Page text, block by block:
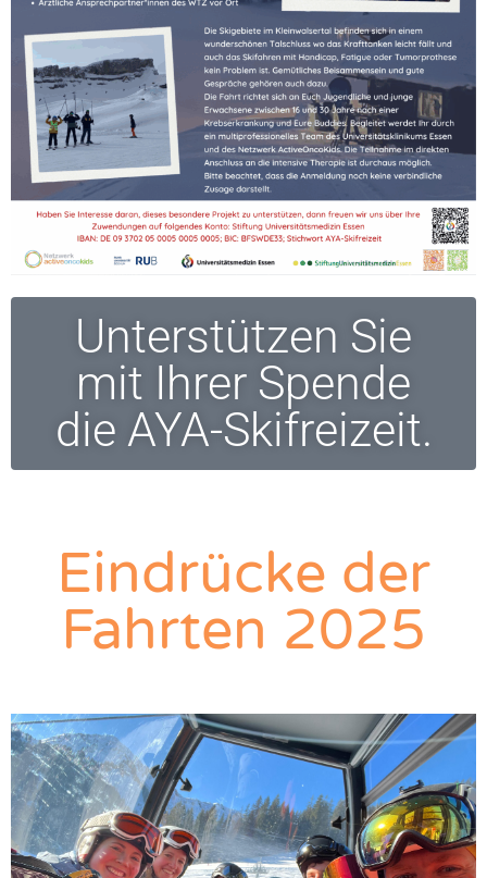
Unterstützen Sie
mit Ihrer Spende
die AYA-Skifreizeit.
Eindrücke der
Fahrten 2025